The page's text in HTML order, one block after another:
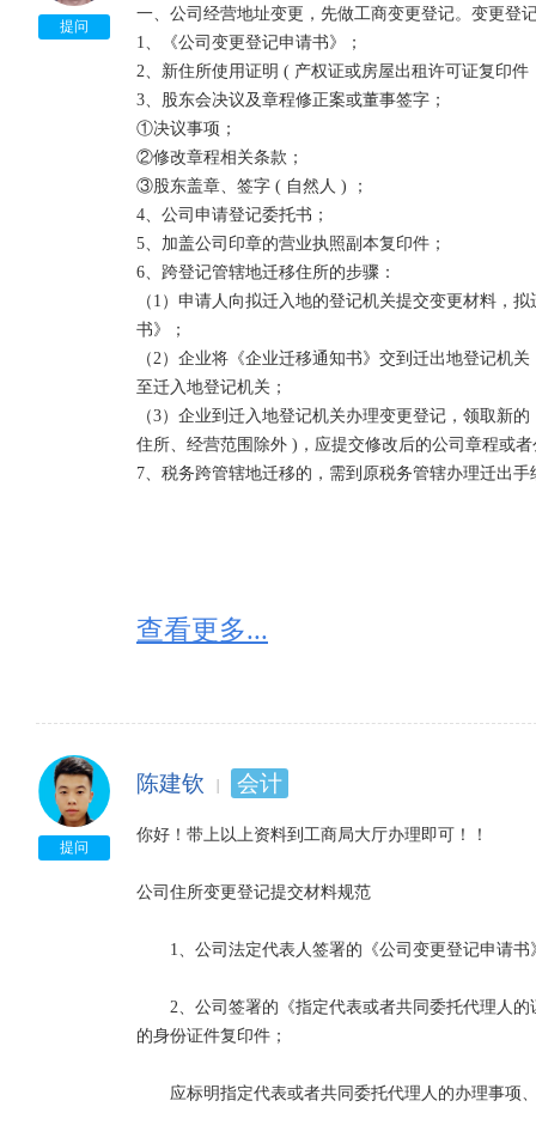
提问
一、公司经营地址变更，先做工商变更登记。变更登
1、《公司变更登记申请书》；
2、新住所使用证明 ( 产权证或房屋出租许可证复印
3、股东会决议及章程修正案或董事签字；
①决议事项；
②修改章程相关条款；
③股东盖章、签字 ( 自然人 ) ；
4、公司申请登记委托书；
5、加盖公司印章的营业执照副本复印件；
6、跨登记管辖地迁移住所的步骤：
（1）申请人向拟迁入地的登记机关提交变更材料，
书》；
（2）企业将《企业迁移通知书》交到迁出地登记机
至迁入地登记机关；
（3）企业到迁入地登记机关办理变更登记，领取新
住所、经营范围除外 )，应提交修改后的公司章程或
7、税务跨管辖地迁移的，需到原税务管辖办理迁出手
查看更多...
提问
陈建钦 会计
你好！带上以上资料到工商局大厅办理即可！！
公司住所变更登记提交材料规范
1、公司法定代表人签署的《公司变更登记申请书
2、公司签署的《指定代表或者共同委托代理人的
的身份证件复印件；
应标明指定代表或者共同委托代理人的办理事项